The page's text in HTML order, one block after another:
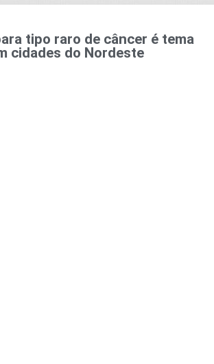
tipo raro de câncer é tema
cidades do Nordeste